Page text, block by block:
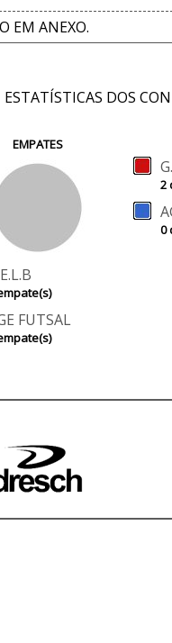
EM ANEXO.
ESTATÍSTICAS DOS
EMPATES
FUTSAL
2
0